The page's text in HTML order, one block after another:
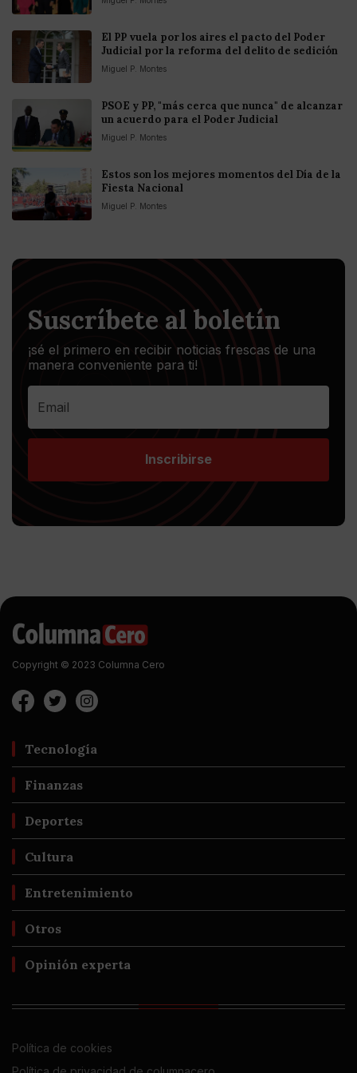
El PP vuela por los aires el pacto del Poder
Judicial por la reforma del delito de sedición
Miguel P. Montes
PSOE y PP, "más cerca que nunca" de alcanzar
un acuerdo para el Poder Judicial
Miguel P. Montes
Estos son los mejores momentos del Día de la
Fiesta Nacional
Miguel P. Montes
Suscríbete al boletín
¡sé el primero en recibir noticias frescas de una
manera conveniente para ti!
Inscribirse
Copyright © 2023 Columna Cero
Tecnología
Finanzas
Deportes
Cultura
Entretenimiento
Otros
Opinión experta
Política de cookies